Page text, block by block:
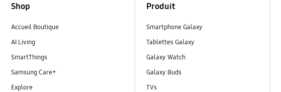
Shop
Accueil Boutique
AI Living
SmartThings
Samsung Care+
Explore
Produit
Smartphone Galaxy
Tablettes Galaxy
Galaxy Watch
Galaxy Buds
TVs